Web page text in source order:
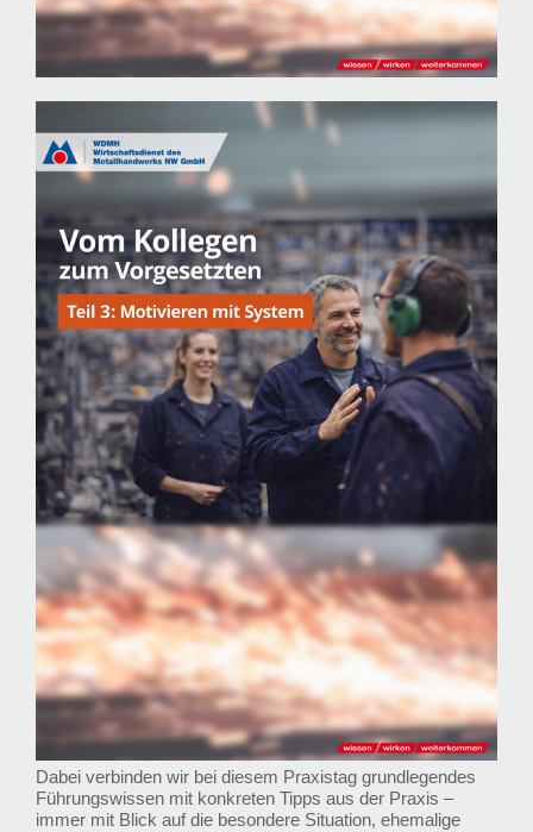
Dabei verbinden wir bei diesem Praxistag grundlegendes
Führungswissen mit konkreten Tipps aus der Praxis –
immer mit Blick auf die besondere Situation, ehemalige